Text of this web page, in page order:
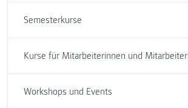
Semesterkurse
Kurse für Mitarbeiterinnen und Mitarbeiter
Workshops und Events